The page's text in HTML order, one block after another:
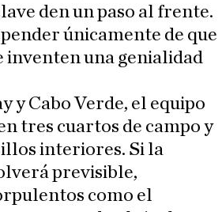
den un paso al frente.
únicamente de que
inventen una genialidad
y Cabo Verde, el equipo
tres cuartos de campo y
interiores. Si la
previsible,
como el